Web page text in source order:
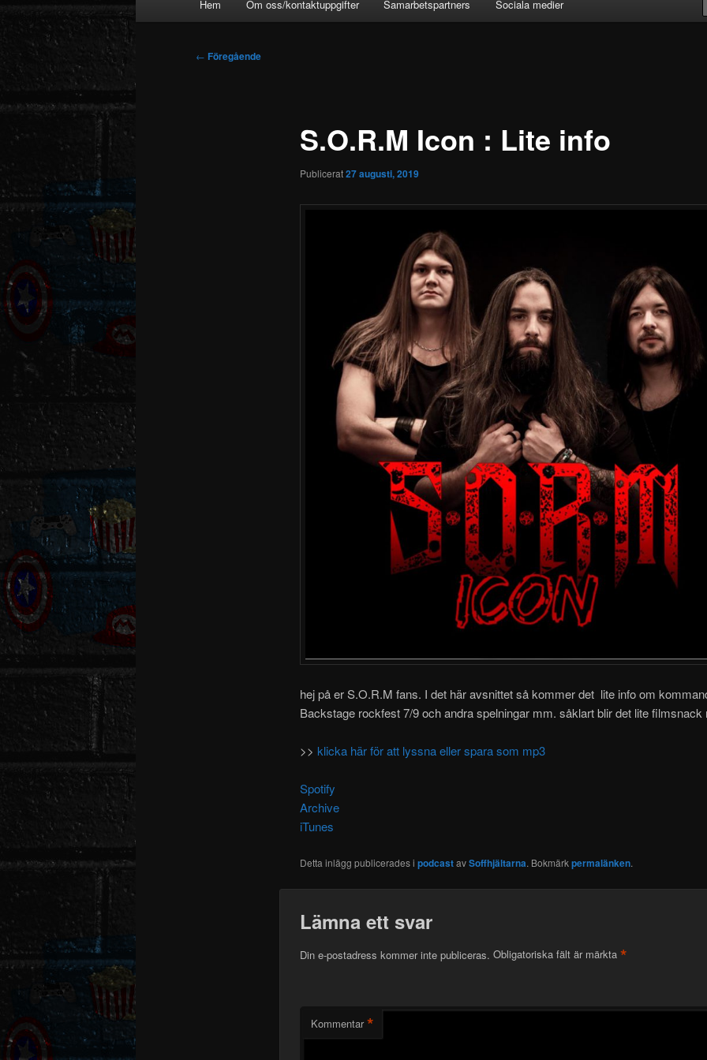
Hem Om oss/kontaktuppgifter Samarbetspartners Sociala medier
Inläggsnavigering
← Föregående
S.O.R.M Icon : Lite info
Publicerat27 augusti, 2019
hej på er S.O.R.M fans. I det här avsnittet så kommer det lite info om
Backstage rockfest 7/9 och andra spelningar mm. såklart blir det lite filmsnack
>> klicka här för att lyssna eller spara som mp3
Spotify
Archive
iTunes
Detta inlägg publicerades i podcastavSoffhjältarna. Bokmärkpermalänken.
Lämna ett svar
Din e-postadress kommer inte publiceras. Obligatoriska fält är märkta *
Kommentar *